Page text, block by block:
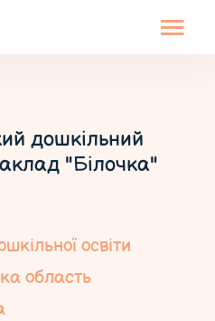
дошкільний
"Білочка"
освіти
область